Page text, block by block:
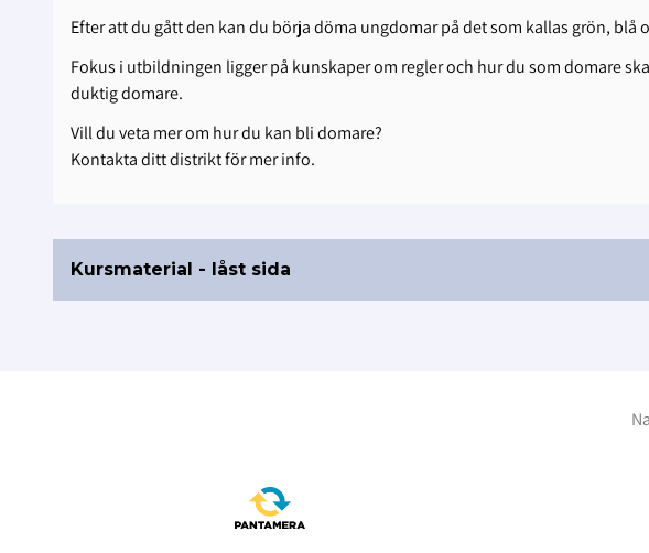
Efter att du gått den kan du börja döma ungdomar på det som kallas grön, blå
Fokus i utbildningen ligger på kunskaper om regler och hur du som domare
duktig domare.
Vill du veta mer om hur du kan bli domare?
Kontakta ditt distrikt för mer info.
Kursmaterial - låst sida